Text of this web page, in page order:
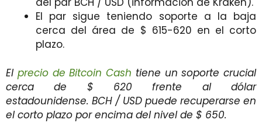
El par sigue teniendo soporte a la baja
cerca del área de $ 615-620 en el corto
plazo.
El precio de Bitcoin Cash tiene un soporte crucial
cerca de $ 620 frente al dólar
estadounidense. BCH / USD puede recuperarse en
el corto plazo por encima del nivel de $ 650.